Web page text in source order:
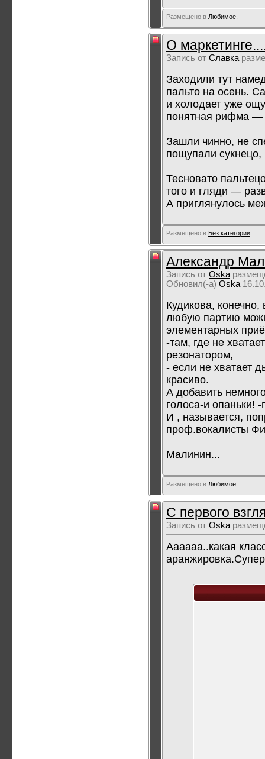
Размещено в Любимое.
О
Запись от Славка
Заходили тут
пальто на осень.
и холодает уже
понятная рифма —
Зашли чинно, не
пощупали
Тесновато
того и гляди —
А приглянулось
Размещено в Без категории
Александр
Запись от Oska
Обновил(-а) Oska
Кудикова,
любую партию
элементарных
-там, где не
резонатором,
- если не хватает
красиво.
А добавить
голоса-и опаньки! -
И , называется,
проф.вокалисты
Малинин...
Размещено в Любимое.
С первого
Запись от Oska
Аааааа..какая